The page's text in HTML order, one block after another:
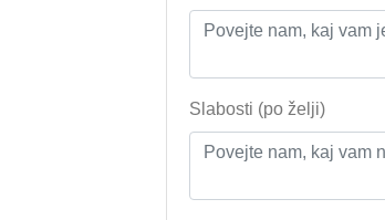
Slabosti (po želji)